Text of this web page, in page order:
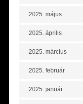
2025. május
2025. április
2025. március
2025. február
2025. január